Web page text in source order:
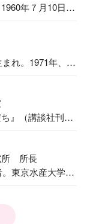
年７月10日生
れ。1971年、
』（講談社刊）
所 所長
東京水産大学卒